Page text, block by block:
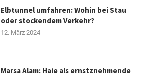
Elbtunnel umfahren: Wohin bei Stau
oder stockendem Verkehr?
12. März 2024
Marsa Alam: Haie als ernstznehmende